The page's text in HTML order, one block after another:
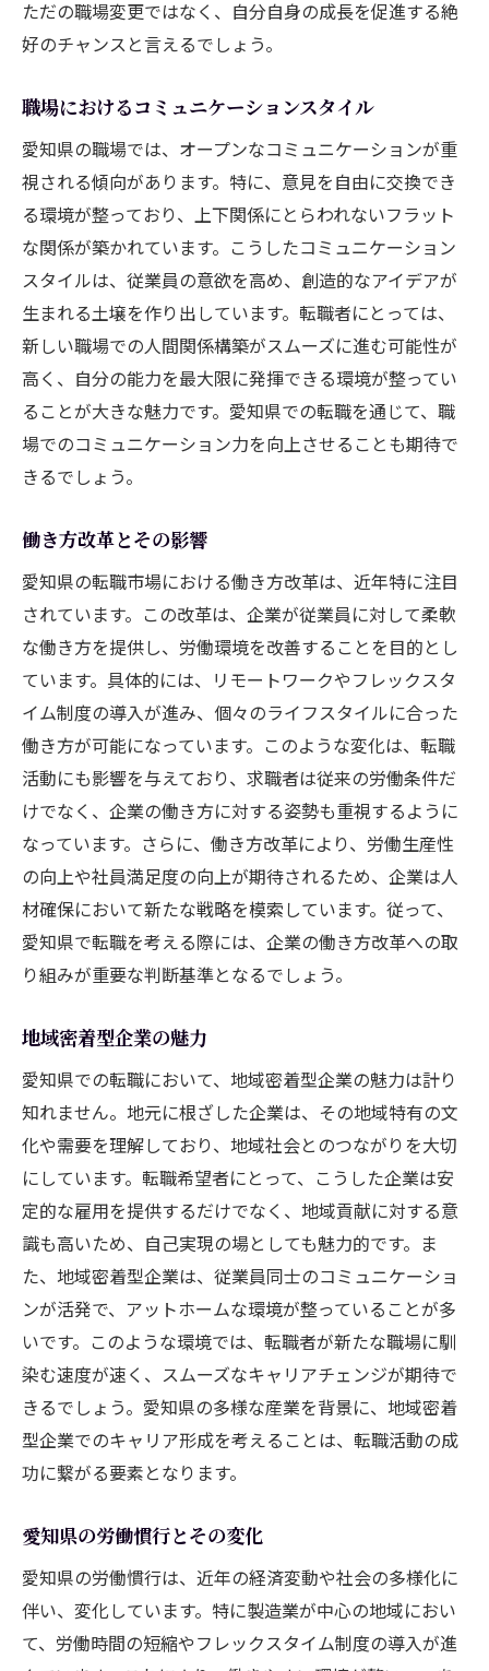
ただの職場変更ではなく、自分自身の成長を促進する絶
好のチャンスと言えるでしょう。
職場におけるコミュニケーションスタイル
愛知県の職場では、オープンなコミュニケーションが重
視される傾向があります。特に、意見を自由に交換でき
る環境が整っており、上下関係にとらわれないフラット
な関係が築かれています。こうしたコミュニケーション
スタイルは、従業員の意欲を高め、創造的なアイデアが
生まれる土壌を作り出しています。転職者にとっては、
新しい職場での人間関係構築がスムーズに進む可能性が
高く、自分の能力を最大限に発揮できる環境が整ってい
ることが大きな魅力です。愛知県での転職を通じて、職
場でのコミュニケーション力を向上させることも期待で
きるでしょう。
働き方改革とその影響
愛知県の転職市場における働き方改革は、近年特に注目
されています。この改革は、企業が従業員に対して柔軟
な働き方を提供し、労働環境を改善することを目的とし
ています。具体的には、リモートワークやフレックスタ
イム制度の導入が進み、個々のライフスタイルに合った
働き方が可能になっています。このような変化は、転職
活動にも影響を与えており、求職者は従来の労働条件だ
けでなく、企業の働き方に対する姿勢も重視するように
なっています。さらに、働き方改革により、労働生産性
の向上や社員満足度の向上が期待されるため、企業は人
材確保において新たな戦略を模索しています。従って、
愛知県で転職を考える際には、企業の働き方改革への取
り組みが重要な判断基準となるでしょう。
地域密着型企業の魅力
愛知県での転職において、地域密着型企業の魅力は計り
知れません。地元に根ざした企業は、その地域特有の文
化や需要を理解しており、地域社会とのつながりを大切
にしています。転職希望者にとって、こうした企業は安
定的な雇用を提供するだけでなく、地域貢献に対する意
識も高いため、自己実現の場としても魅力的です。ま
た、地域密着型企業は、従業員同士のコミュニケーショ
ンが活発で、アットホームな環境が整っていることが多
いです。このような環境では、転職者が新たな職場に馴
染む速度が速く、スムーズなキャリアチェンジが期待で
きるでしょう。愛知県の多様な産業を背景に、地域密着
型企業でのキャリア形成を考えることは、転職活動の成
功に繋がる要素となります。
愛知県の労働慣行とその変化
愛知県の労働慣行は、近年の経済変動や社会の多様化に
伴い、変化しています。特に製造業が中心の地域におい
て、労働時間の短縮やフレックスタイム制度の導入が進